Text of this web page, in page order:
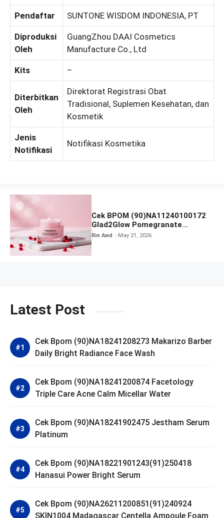
Pendaftar SUNTONE WISDOM INDONESIA, PT
Diproduksi
Oleh
GuangZhou DAAI Cosmetics
Manufacture Co., Ltd
Kits –
Diterbitkan
Oleh
Direktorat Registrasi Obat
Tradisional, Suplemen Kesehatan, dan
Kosmetik
Jenis
Notifikasi
Notifikasi Kosmetika
Cek BPOM (90)NA11240100172
Glad2Glow Pomegranate
Niacinamide Brightening
Rin Awd May 21, 2026
Latest Post
Cek Bpom (90)NA18241208273 Makarizo Barber
Daily Bright Radiance Face Wash
Cek Bpom (90)NA18241200874 Facetology
Triple Care Acne Calm Micellar Water
Cek Bpom (90)NA18241902475 Jestham Serum
Platinum
Cek Bpom (90)NA18221901243(91)250418
Hanasui Power Bright Serum
Cek Bpom (90)NA26211200851(91)240924
SKIN1004 Madagascar Centella Ampoule Foam